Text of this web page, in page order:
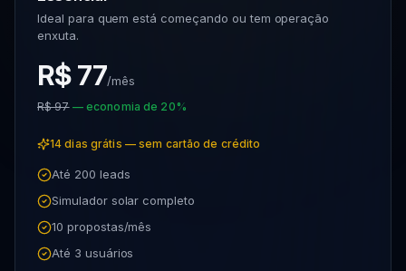
Ideal para quem está começando ou tem operação
enxuta.
R$ 77/mês
R$ 97 — economia de 20%
14 dias grátis — sem cartão de crédito
Até 200 leads
Simulador solar completo
10 propostas/mês
Até 3 usuários